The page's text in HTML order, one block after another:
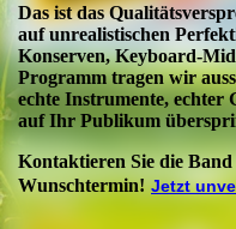
Das ist das
auf unrealistischen
Konserven, Keyboard-
Programm tragen wir
echte Instrumente, echter
auf Ihr Publikum
Kontaktieren Sie die
Wunschtermin! Jetzt